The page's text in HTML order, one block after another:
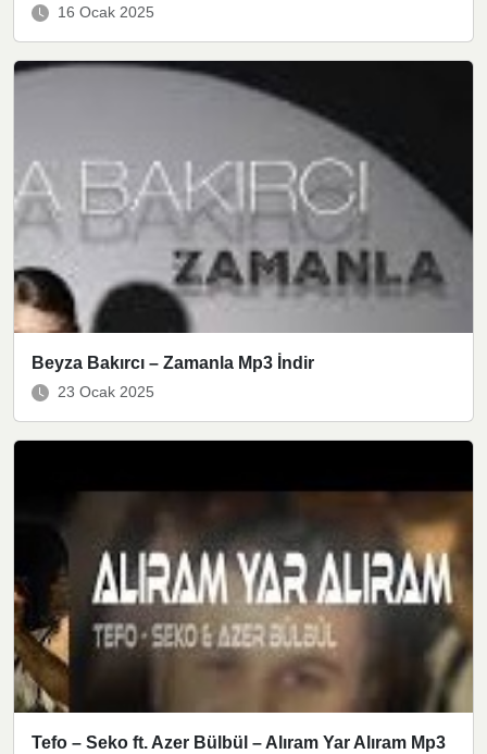
16 Ocak 2025
Beyza Bakırcı – Zamanla Mp3 İndir
23 Ocak 2025
Tefo – Seko ft. Azer Bülbül – Alıram Yar Alıram Mp3